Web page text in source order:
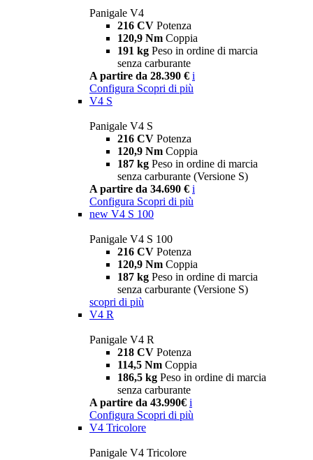
Panigale V4
216 CV Potenza
120,9 Nm Coppia
191 kg Peso in ordine di marcia
senza carburante
A partire da 28.390 € i
Configura Scopri di più
V4 S
Panigale V4 S
216 CV Potenza
120,9 Nm Coppia
187 kg Peso in ordine di marcia
senza carburante (Versione S)
A partire da 34.690 € i
Configura Scopri di più
new V4 S 100
Panigale V4 S 100
216 CV Potenza
120,9 Nm Coppia
187 kg Peso in ordine di marcia
senza carburante (Versione S)
scopri di più
V4 R
Panigale V4 R
218 CV Potenza
114,5 Nm Coppia
186,5 kg Peso in ordine di marcia
senza carburante
A partire da 43.990€ i
Configura Scopri di più
V4 Tricolore
Panigale V4 Tricolore